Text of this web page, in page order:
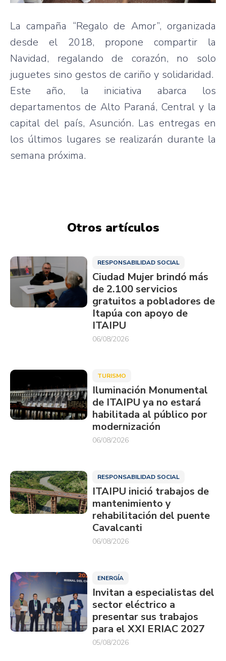
La campaña “Regalo de Amor”, organizada
desde el 2018, propone compartir la
Navidad, regalando de corazón, no solo
juguetes sino gestos de cariño y solidaridad.
Este año, la iniciativa abarca los
departamentos de Alto Paraná, Central y la
capital del país, Asunción. Las entregas en
los últimos lugares se realizarán durante la
semana próxima.
Otros artículos
RESPONSABILIDAD SOCIAL
Ciudad Mujer brindó más
de 2.100 servicios
gratuitos a pobladores de
Itapúa con apoyo de
ITAIPU
06/08/2026
TURISMO
Iluminación Monumental
de ITAIPU ya no estará
habilitada al público por
modernización
06/08/2026
RESPONSABILIDAD SOCIAL
ITAIPU inició trabajos de
mantenimiento y
rehabilitación del puente
Cavalcanti
06/08/2026
ENERGÍA
Invitan a especialistas del
sector eléctrico a
presentar sus trabajos
para el XXI ERIAC 2027
05/08/2026